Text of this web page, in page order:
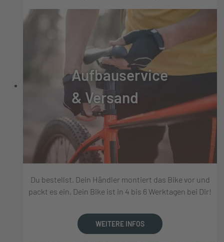
Aufbauservice
& Versand
Du bestellst, Dein Händler montiert das Bike vor und
packt es ein, Dein Bike ist in 4 bis 6 Werktagen bei Dir!
WEITERE INFOS